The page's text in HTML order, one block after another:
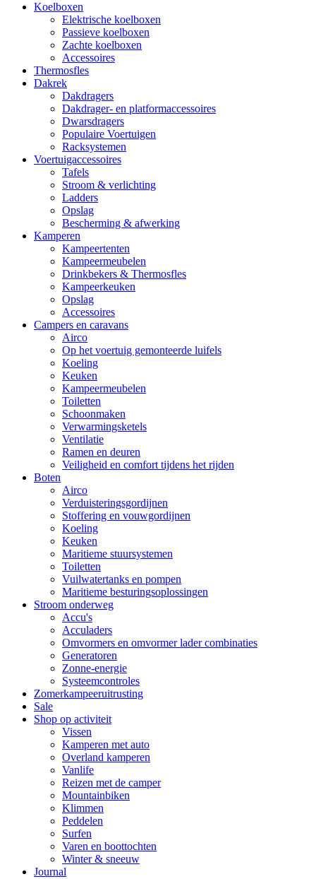
Koelboxen
Elektrische koelboxen
Passieve koelboxen
Zachte koelboxen
Accessoires
Thermosfles
Dakrek
Dakdragers
Dakdrager- en platformaccessoires
Dwarsdragers
Populaire Voertuigen
Racksystemen
Voertuigaccessoires
Tafels
Stroom & verlichting
Ladders
Opslag
Bescherming & afwerking
Kamperen
Kampeertenten
Kampeermeubelen
Drinkbekers & Thermosfles
Kampeerkeuken
Opslag
Accessoires
Campers en caravans
Airco
Op het voertuig gemonteerde luifels
Koeling
Keuken
Kampeermeubelen
Toiletten
Schoonmaken
Verwarmingsketels
Ventilatie
Ramen en deuren
Veiligheid en comfort tijdens het rijden
Boten
Airco
Verduisteringsgordijnen
Stoffering en vouwgordijnen
Koeling
Keuken
Maritieme stuursystemen
Toiletten
Vuilwatertanks en pompen
Maritieme besturingsoplossingen
Stroom onderweg
Accu's
Acculaders
Omvormers en omvormer lader combinaties
Generatoren
Zonne-energie
Systeemcontroles
Zomerkampeeruitrusting
Sale
Shop op activiteit
Vissen
Kamperen met auto
Overland kamperen
Vanlife
Reizen met de camper
Mountainbiken
Klimmen
Peddelen
Surfen
Varen en boottochten
Winter & sneeuw
Journal